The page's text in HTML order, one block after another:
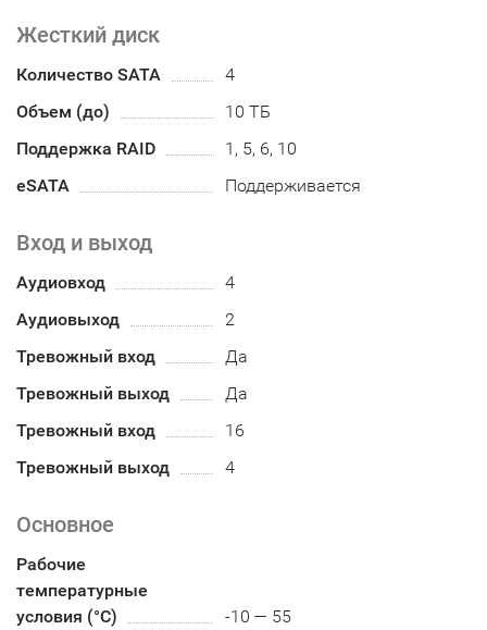
Жесткий диск
Количество SATA
4
Объем (до)
10 ТБ
Поддержка RAID
1, 5, 6, 10
eSATA
Поддерживается
Вход и выход
Аудиовход
4
Аудиовыход
2
Тревожный вход
Да
Тревожный выход
Да
Тревожный вход
16
Тревожный выход
4
Основное
Рабочие
температурные
условия (°С)
-10 — 55